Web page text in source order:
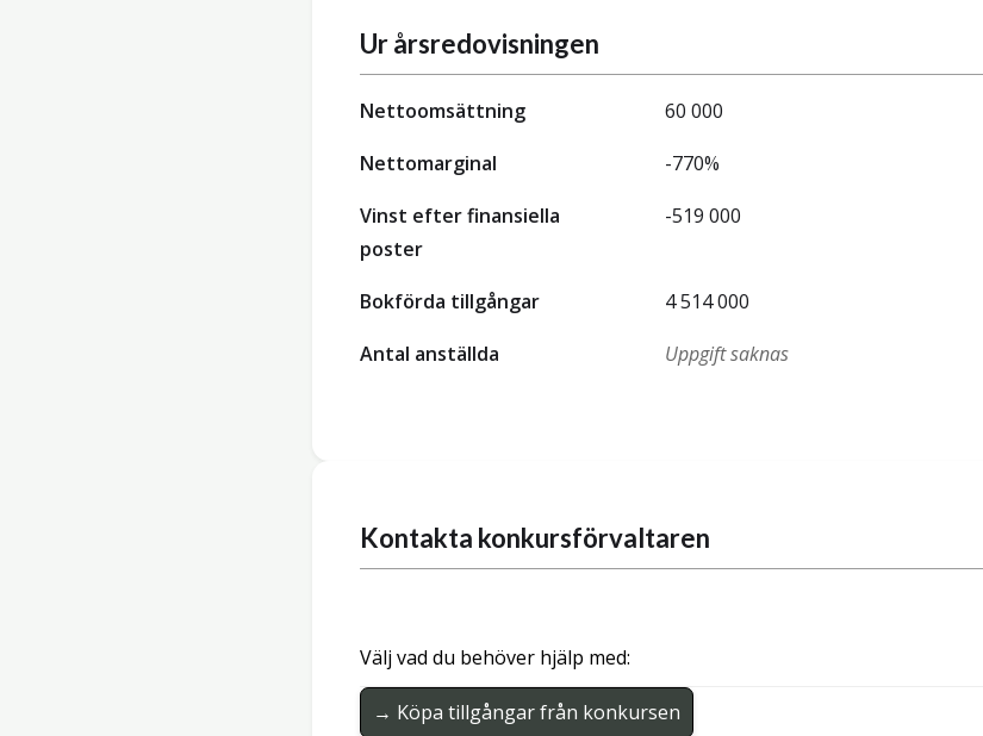
Ur årsredovisningen
Nettoomsättning
60 000
Nettomarginal
-770%
Vinst efter finansiella
poster
-519 000
Bokförda tillgångar
4 514 000
Antal anställda
Uppgift saknas
Kontakta konkursförvaltaren
Välj vad du behöver hjälp med:
→ Köpa tillgångar från konkursen